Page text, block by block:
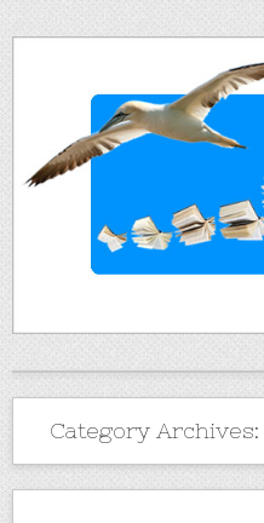
Category Archives: